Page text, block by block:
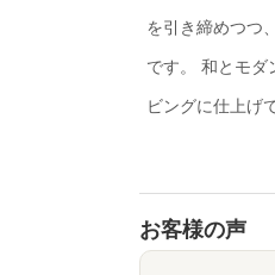
を引き締めつつ
です。 和とモダ
ビングに仕上げ
お客様の声